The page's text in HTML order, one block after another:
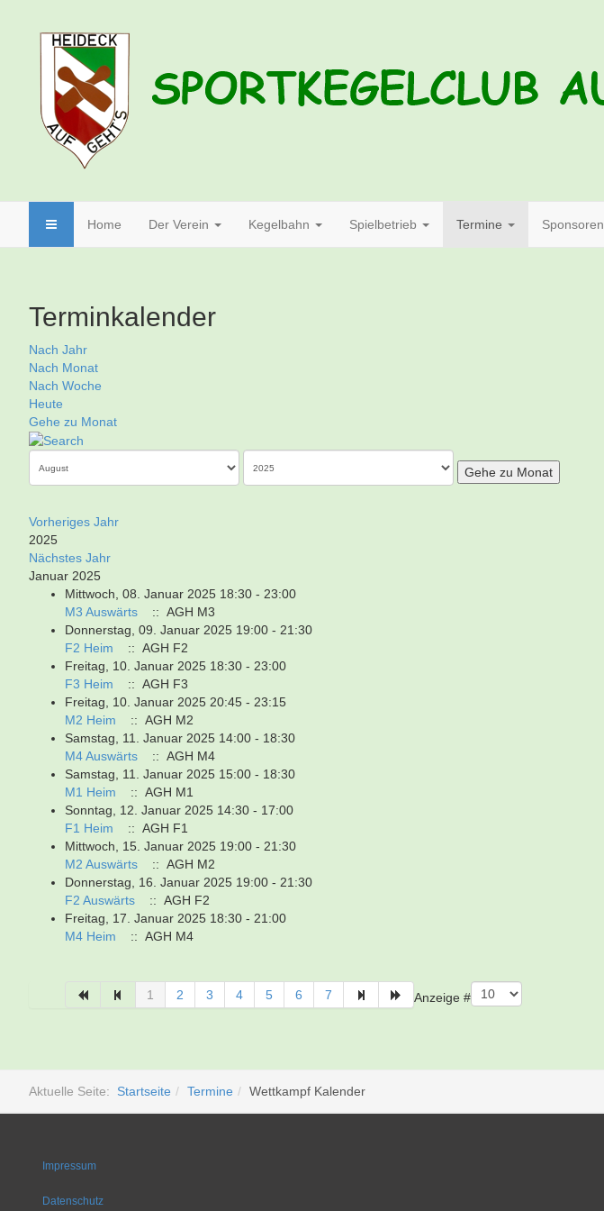
Home Der Verein Kegelbahn Spielbetrieb Termine Sponsoren
Terminkalender
Nach Jahr
Nach Monat
Nach Woche
Heute
Gehe zu Monat
Gehe zu Monat
Vorheriges Jahr
2025
Nächstes Jahr
Januar 2025
Mittwoch, 08. Januar 2025 18:30 - 23:00
M3 Auswärts
:: AGH M3
Donnerstag, 09. Januar 2025 19:00 - 21:30
F2 Heim
:: AGH F2
Freitag, 10. Januar 2025 18:30 - 23:00
F3 Heim
:: AGH F3
Freitag, 10. Januar 2025 20:45 - 23:15
M2 Heim
:: AGH M2
Samstag, 11. Januar 2025 14:00 - 18:30
M4 Auswärts
:: AGH M4
Samstag, 11. Januar 2025 15:00 - 18:30
M1 Heim
:: AGH M1
Sonntag, 12. Januar 2025 14:30 - 17:00
F1 Heim
:: AGH F1
Mittwoch, 15. Januar 2025 19:00 - 21:30
M2 Auswärts
:: AGH M2
Donnerstag, 16. Januar 2025 19:00 - 21:30
F2 Auswärts
:: AGH F2
Freitag, 17. Januar 2025 18:30 - 21:00
M4 Heim
:: AGH M4
Anzeige #
1 2 3 4 5 6 7
Aktuelle Seite: Startseite Termine Wettkampf Kalender
Impressum
Datenschutz